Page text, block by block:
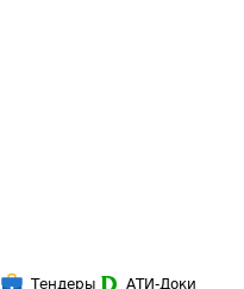
Тендеры
АТИ-Доки